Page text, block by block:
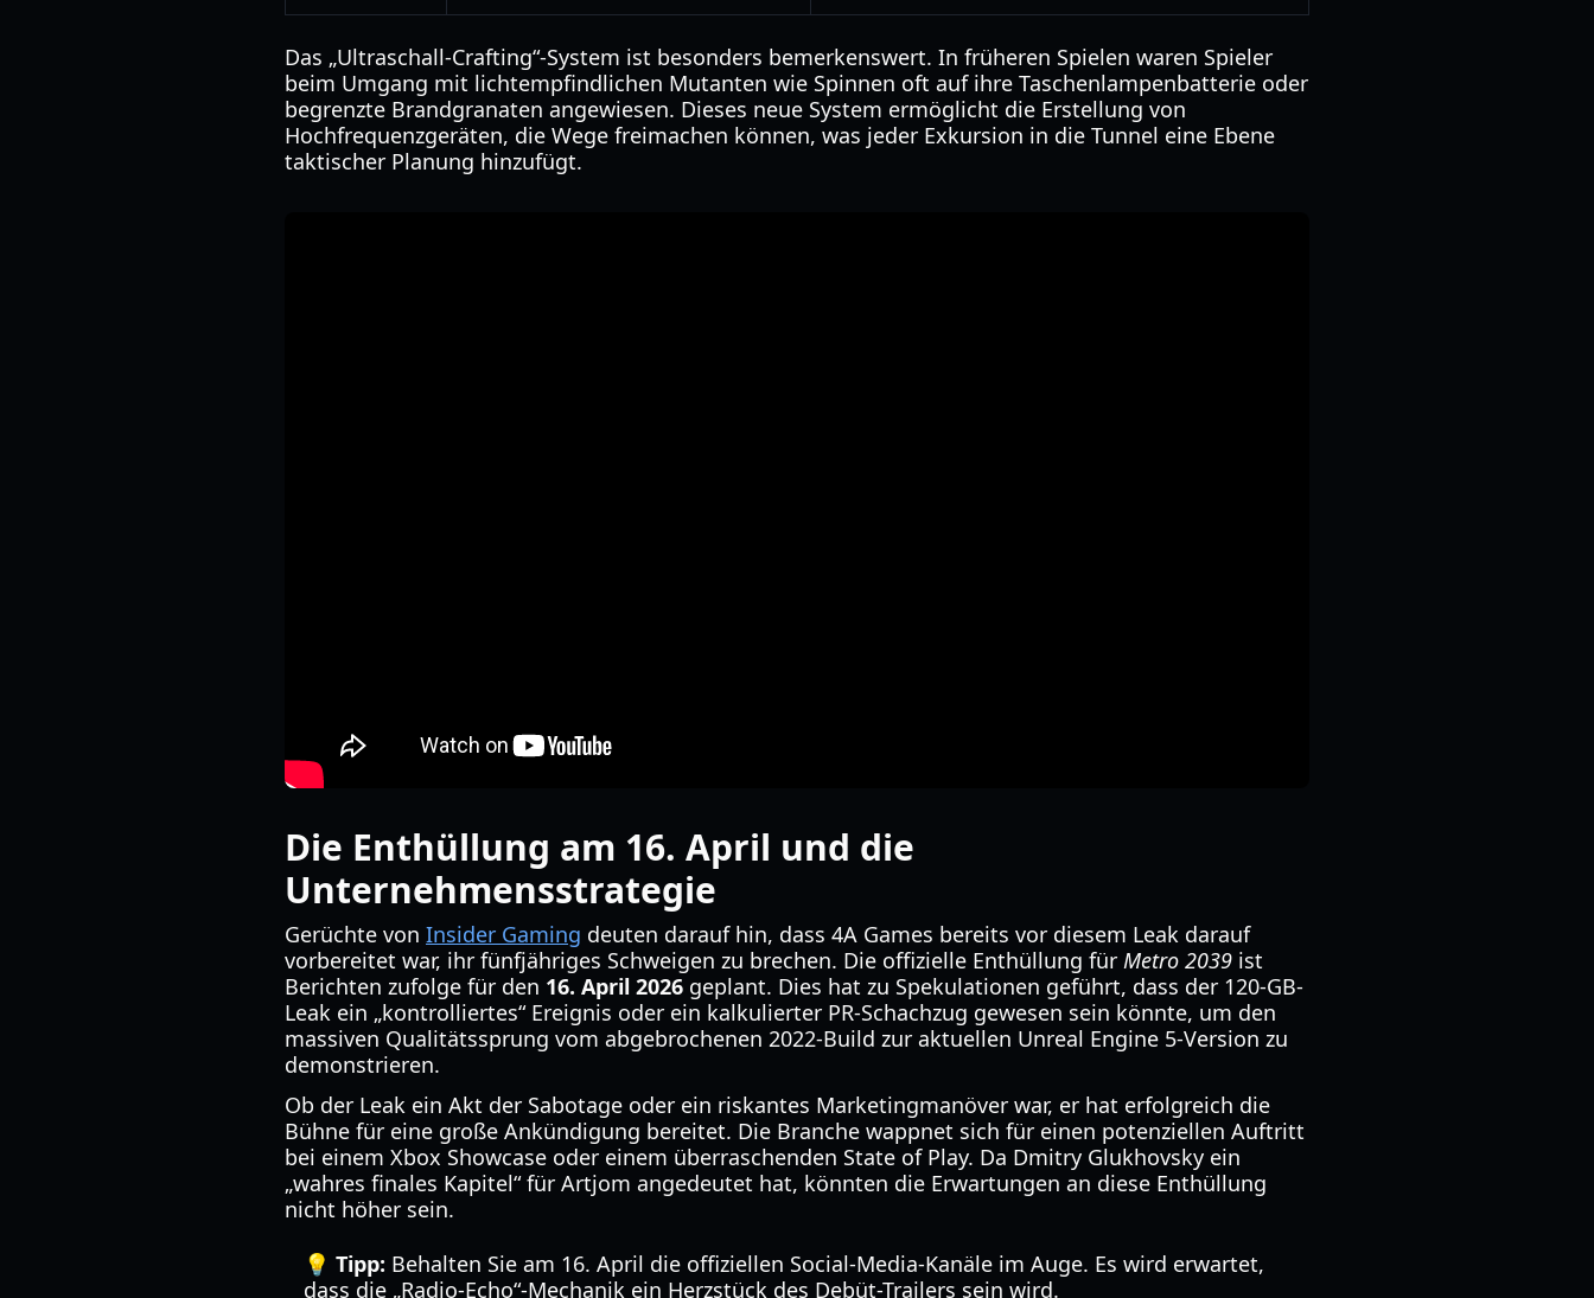
Das „Ultraschall-Crafting“-System ist besonders bemerkenswert. In früheren Spielen waren Spieler
beim Umgang mit lichtempfindlichen Mutanten wie Spinnen oft auf ihre Taschenlampenbatterie oder
begrenzte Brandgranaten angewiesen. Dieses neue System ermöglicht die Erstellung von
Hochfrequenzgeräten, die Wege freimachen können, was jeder Exkursion in die Tunnel eine Ebene
taktischer Planung hinzufügt.
Die Enthüllung am 16. April und die
Unternehmensstrategie
Gerüchte von Insider Gaming deuten darauf hin, dass 4A Games bereits vor diesem Leak darauf
vorbereitet war, ihr fünfjähriges Schweigen zu brechen. Die offizielle Enthüllung für Metro 2039 ist
Berichten zufolge für den 16. April 2026 geplant. Dies hat zu Spekulationen geführt, dass der 120-GB-
Leak ein „kontrolliertes“ Ereignis oder ein kalkulierter PR-Schachzug gewesen sein könnte, um den
massiven Qualitätssprung vom abgebrochenen 2022-Build zur aktuellen Unreal Engine 5-Version zu
demonstrieren.
Ob der Leak ein Akt der Sabotage oder ein riskantes Marketingmanöver war, er hat erfolgreich die
Bühne für eine große Ankündigung bereitet. Die Branche wappnet sich für einen potenziellen Auftritt
bei einem Xbox Showcase oder einem überraschenden State of Play. Da Dmitry Glukhovsky ein
„wahres finales Kapitel“ für Artjom angedeutet hat, könnten die Erwartungen an diese Enthüllung
nicht höher sein.
💡 Tipp: Behalten Sie am 16. April die offiziellen Social-Media-Kanäle im Auge. Es wird erwartet,
dass die „Radio-Echo“-Mechanik ein Herzstück des Debüt-Trailers sein wird.